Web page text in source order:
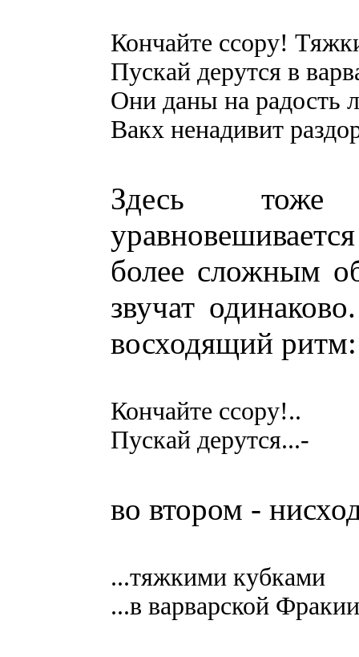
Кончайте ссору!
Пускай дерутся в
Они даны на радость
Вакх ненадивит
Здесь тоже
более сложным
звучат
восходящий ритм:
Кончайте ссору!..
Пускай дерутся...-
во втором -
...тяжкими кубками
...в варварской